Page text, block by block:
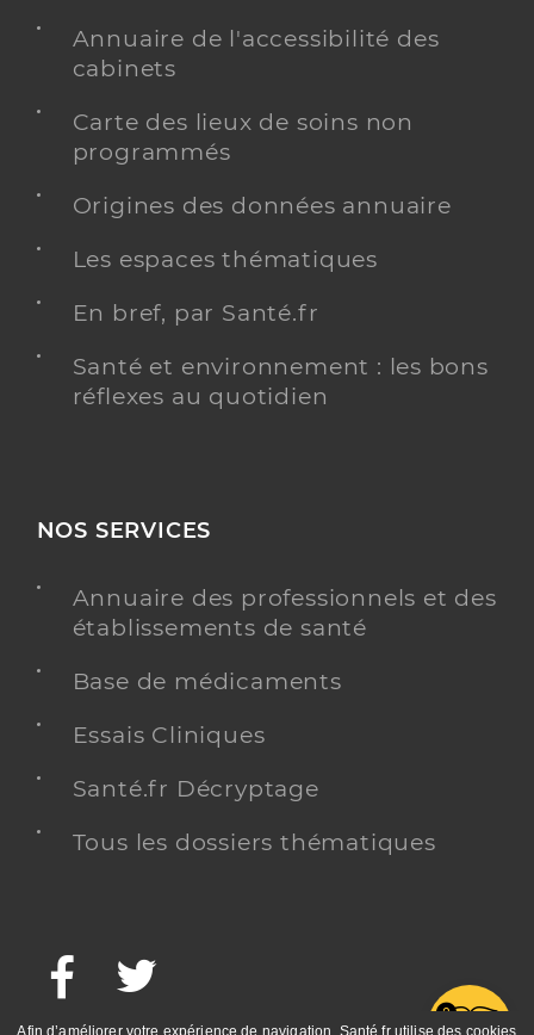
Annuaire de l'accessibilité des
cabinets
Carte des lieux de soins non
programmés
Origines des données annuaire
Les espaces thématiques
En bref, par Santé.fr
Santé et environnement : les bons
réflexes au quotidien
NOS SERVICES
Annuaire des professionnels et des
établissements de santé
Base de médicaments
Essais Cliniques
Santé.fr Décryptage
Tous les dossiers thématiques
Facebook
Afin d’améliorer votre expérience de navigation, Santé.fr utilise des cookies